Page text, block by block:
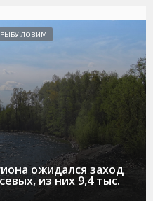
ожидался заход
из них 9,4 тыс.
РЫБУ ЛОВИМ